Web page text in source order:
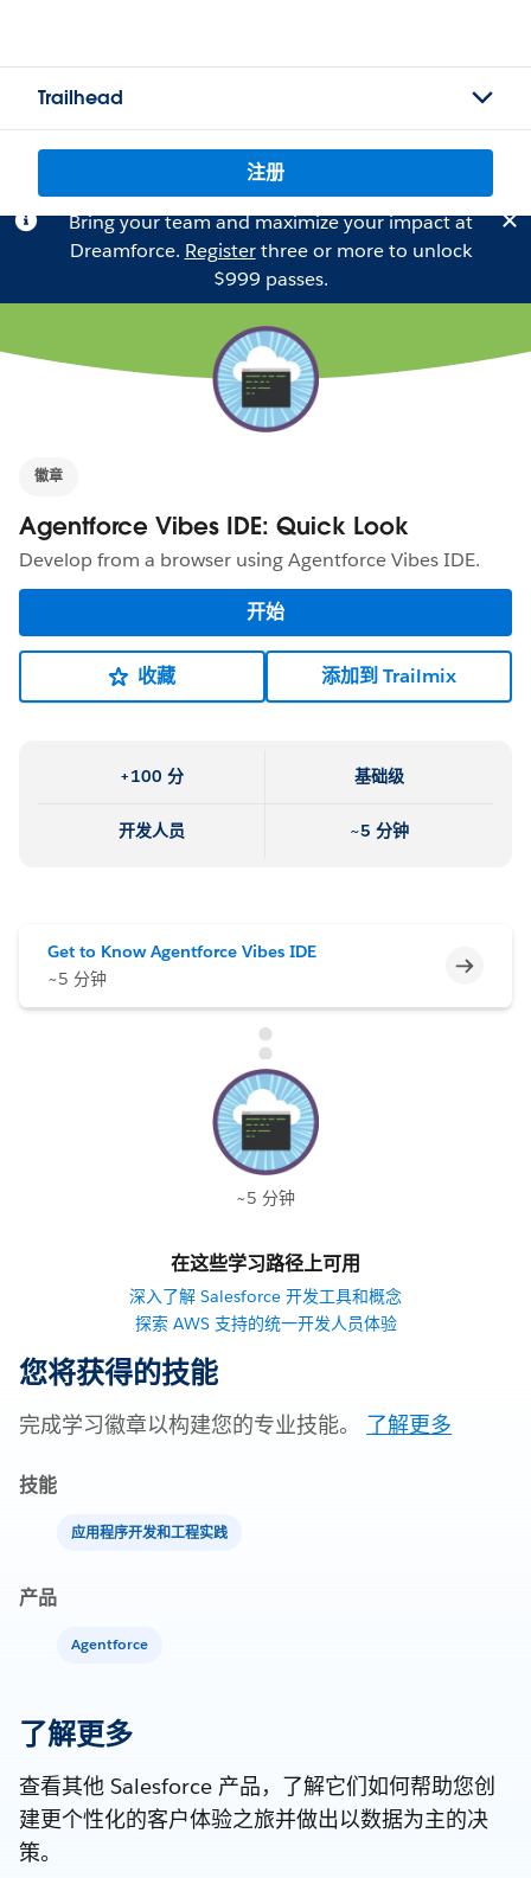
Trailhead
注册
Bring your team and maximize your impact at
Dreamforce. Registerthree or more to unlock
$999 passes.
徽章
Agentforce Vibes IDE: Quick Look
Develop from a browser using Agentforce Vibes IDE.
开始
收藏 添加到 Trailmix
+100 分 基础级
开发人员 ~5 分钟
Get to Know Agentforce Vibes IDE
~5 分钟
不完整
~5 分钟
在这些学习路径上可用
深入了解 Salesforce 开发工具和概念
探索 AWS 支持的统一开发人员体验
您将获得的技能
完成学习徽章以构建您的专业技能。 了解更多
技能
应用程序开发和工程实践
产品
Agentforce
了解更多
查看其他 Salesforce 产品，了解它们如何帮助您创
建更个性化的客户体验之旅并做出以数据为主的决
策。